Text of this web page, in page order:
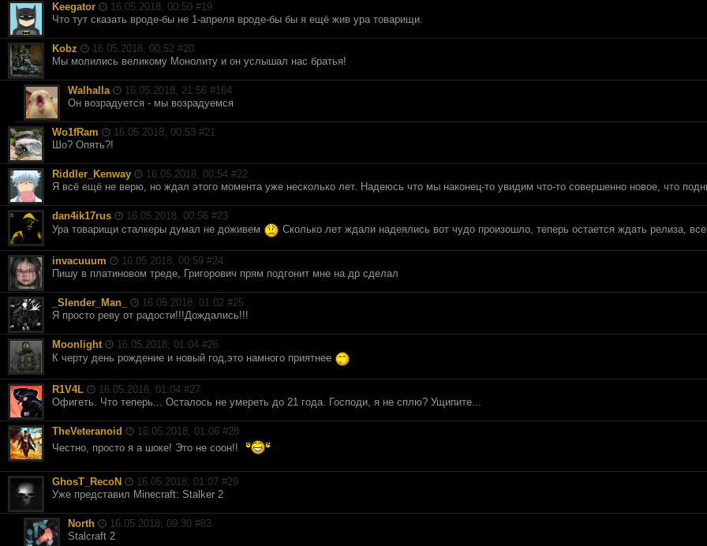
Keegator 16.05.2018, 00:50 #19
Что тут сказать вроде-бы не 1-апреля вроде-бы бы я ещё жив ура товарищи.
Kobz 16.05.2018, 00:52 #20
Мы молились великому Монолиту и он услышал нас братья!
Walhalla 16.05.2018, 21:56 #164
Он возрадуется - мы возрадуемся
Wo1fRam 16.05.2018, 00:53 #21
Шо? Опять?!
Riddler_Kenway 16.05.2018, 00:54 #22
Я всё ещё не верю, но ждал этого момента уже несколько лет. Надеюсь что мы наконец-то увидим что-то совершенно новое, что
dan4ik17rus 16.05.2018, 00:56 #23
Ура товарищи сталкеры думал не доживем
Сколько лет ждали надеялись вот чудо произошло, теперь остается ждать релиза,
invacuuum 16.05.2018, 00:59 #24
Пишу в платиновом треде, Григорович прям подгонит мне на др сделал
_Slender_Man_ 16.05.2018, 01:02 #25
Я просто реву от радости!!!Дождались!!!
Moonlight 16.05.2018, 01:04 #26
К черту день рождение и новый год,это намного приятнее
R1V4L 16.05.2018, 01:04 #27
Офигеть. Что теперь... Осталось не умереть до 21 года. Господи, я не сплю? Ущипите...
TheVeteranoid 16.05.2018, 01:06 #28
Честно, просто я а шоке! Это не соон!!
GhosT_RecoN 16.05.2018, 01:07 #29
Уже представил Minecraft: Stalker 2
North 16.05.2018, 09:30 #83
Stalcraft 2